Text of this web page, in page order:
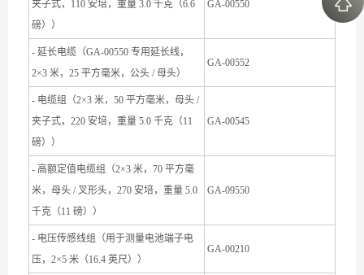
夹子式，110 安培，重量 3.0 千克（6.6
磅））
GA-00550
- 延长电缆（GA-00550 专用延长线，
2×3 米，25 平方毫米，公头 / 母头）
GA-00552
- 电缆组（2×3 米，50 平方毫米，母头 /
夹子式，220 安培，重量 5.0 千克（11
磅））
GA-00545
- 高额定值电缆组（2×3 米，70 平方毫
米，母头 / 叉形头，270 安培，重量 5.0
千克（11 磅））
GA-09550
- 电压传感线组（用于测量电池端子电
压，2×5 米（16.4 英尺））
GA-00210